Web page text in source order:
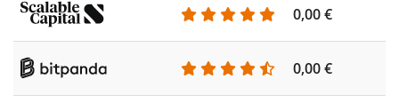
0,00 €
0,00 €